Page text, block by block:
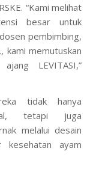
“Kami melihat
besar untuk
pembimbing,
kami memutuskan
LEVITASI,”
tidak hanya
tetapi juga
melalui desain
kesehatan ayam